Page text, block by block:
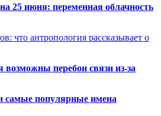
25 июня: переменная облачность
что антропология рассказывает о
перебои связи из-за
самые популярные имена